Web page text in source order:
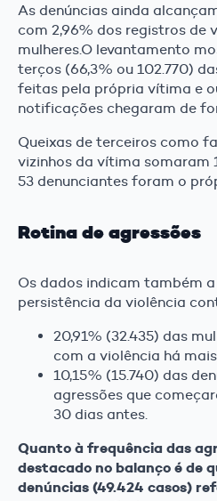
As denúncias ainda
com 2,96% dos registros de
mulheres.O levantamento
terços (66,3% ou 102.770)
feitas pela própria vítima e
notificações chegaram de
Queixas de terceiros como
vizinhos da vítima somaram
53 denunciantes foram o
Rotina de agressões
Os dados indicam também
persistência da violência
20,91% (32.435) das
com a violência há
10,15% (15.740) das
agressões que
30 dias antes.
Quanto à frequência das
destacado no balanço é de
denúncias (49.424 casos)